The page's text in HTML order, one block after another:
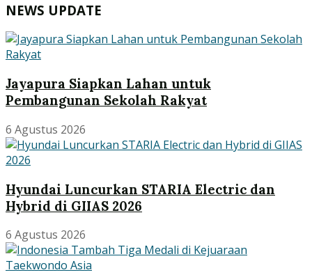
NEWS UPDATE
Jayapura Siapkan Lahan untuk
Pembangunan Sekolah Rakyat
6 Agustus 2026
Hyundai Luncurkan STARIA Electric dan
Hybrid di GIIAS 2026
6 Agustus 2026